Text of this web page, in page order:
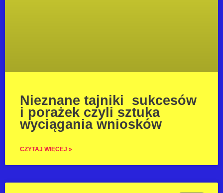
Nieznane tajniki sukcesów
i porażek czyli sztuka
wyciągania wniosków
CZYTAJ WIĘCEJ »